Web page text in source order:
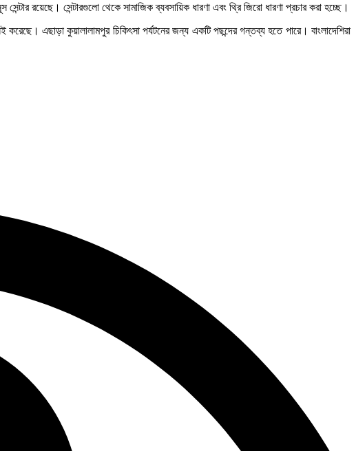
রয়েছে। সেন্টারগুলো থেকে সামাজিক ব্যবসায়িক ধারণা এবং থ্রি জিরো ধারণা প্রচার করা হচ্ছে।
এছাড়া কুয়ালালামপুর চিকিৎসা পর্যটনের জন্য একটি পছন্দের গন্তব্য হতে পারে। বাংলাদেশিরা